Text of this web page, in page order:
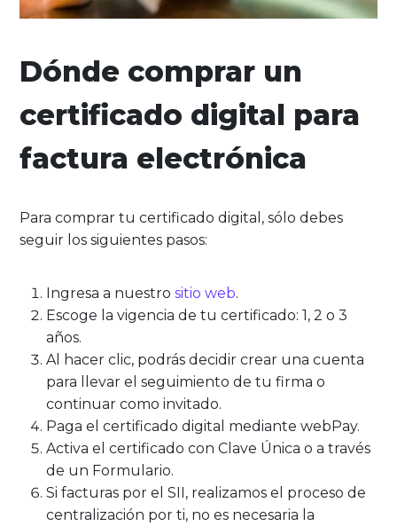
Dónde comprar un
certificado digital para
factura electrónica
Para comprar tu certificado digital, sólo debes
seguir los siguientes pasos:
Ingresa a nuestrositio web.
Escoge la vigencia de tu certificado: 1, 2 o 3
años.
Al hacer clic, podrás decidir crear una cuenta
para llevar el seguimiento de tu firma o
continuar como invitado.
Paga el certificado digital mediante webPay.
Activa el certificado con Clave Única o a través
de un Formulario.
Si facturas por el SII, realizamos el proceso de
centralización por ti, no es necesaria la